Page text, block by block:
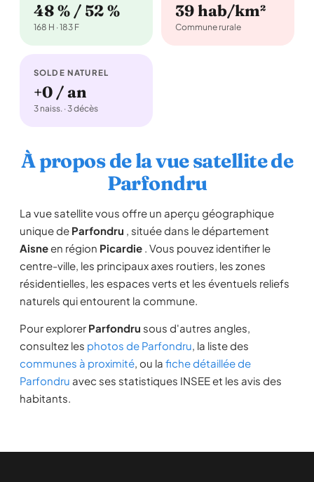
48 % / 52 %
168 H · 183 F
39 hab/km²
Commune rurale
SOLDE NATUREL
+0 / an
3 naiss. · 3 décès
À propos de la vue satellite de
Parfondru
La vue satellite vous offre un aperçu géographique
unique de Parfondru , située dans le département
Aisneen région Picardie . Vous pouvez identifier le
centre-ville, les principaux axes routiers, les zones
résidentielles, les espaces verts et les éventuels reliefs
naturels qui entourent la commune.
Pour explorer Parfondru sous d'autres angles,
consultez les photos de Parfondru, la liste des
communes à proximité, ou la fiche détaillée de
Parfondru avec ses statistiques INSEE et les avis des
habitants.